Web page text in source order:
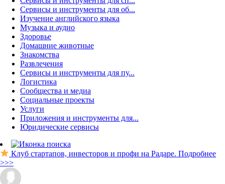
Сервисы и инструменты для об...
Изучение английского языка
Музыка и аудио
Здоровье
Домашние животные
Знакомства
Развлечения
Сервисы и инструменты для пу...
Логистика
Сообщества и медиа
Социальные проекты
Услуги
Приложения и инструменты для...
Юридические сервисы
Клуб стартапов, инвесторов и профи на Радаре. Подробнее
>>>